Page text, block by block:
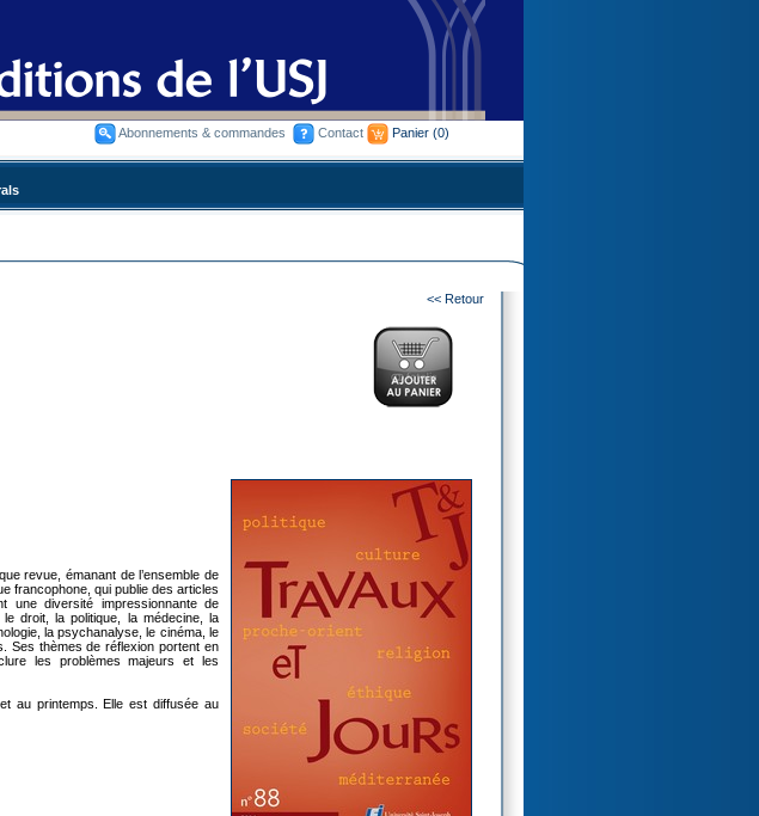
Abonnements & commandes Contact Panier (0)
<< Retour
revue, émanant de l’ensemble de
francophone, qui publie des articles
une diversité impressionnante de
le droit, la politique, la médecine, la
la psychanalyse, le cinéma, le
Ses thèmes de réflexion portent en
les problèmes majeurs et les
au printemps. Elle est diffusée au